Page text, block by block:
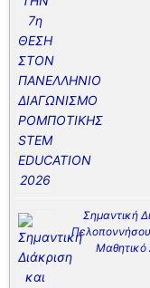
Σημαντική
Πελοποννήσου
Μαθητικό